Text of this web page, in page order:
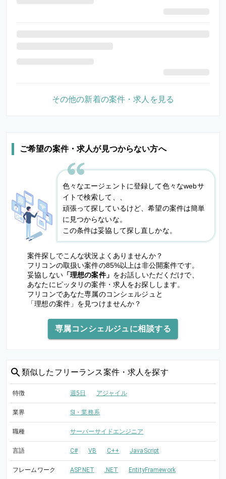
ご希望の案件・求人が見つからない方へ
色々なエージェントに登録して色々なwebサ
イトで検索して、、
頑張って探しているけど、希望の案件は簡単
に見つからないな。
この条件は妥協して探し直しかな。
案件探しでこんな状況よくありませんか？
フリコンの取扱い案件の85%以上は非公開案件です。
妥協しない「理想の案件」 をお話しいただくだけで、
あなたにピッタリの案件・求人をお探しします。
フリコンであなた専属のコンシェルジュと
「理想の案件」を見つけませんか？
専属コンシェルジュに相談する
類似した フリーランス案件・求人を探す
特徴 週5日 アジャイル
業界 SI・業務系
職種 サーバーサイドエンジニア
言語 C# VB C++ JavaScript
フレームワーク ASP.NET .NET EntityFramework
その他の新着の案件・求人を見る